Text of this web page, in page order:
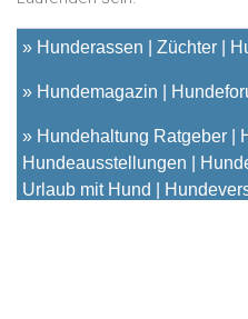
» Hunderassen Züchter
» Hundemagazin
» Hundehaltung Ratgeber
Hundeausstellungen
Urlaub mit Hund